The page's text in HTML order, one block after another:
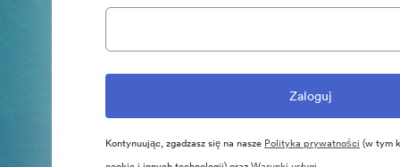
Kontynuując, zgadzasz się na nasze Polityka prywatności (w tym